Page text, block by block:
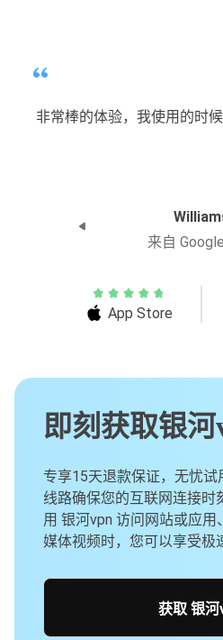
非常棒的体验，我使用的时
来自
App Store
即刻获取银河
专享15天退款保证，无忧试
线路确保您的互联网连接时
用 银河vpn 访问网站或应
媒体视频时，您可以享受极
获取 银